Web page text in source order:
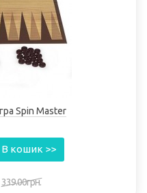
Spin Master
В кошик >>
339.00грн.